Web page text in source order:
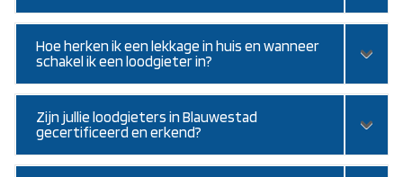
Hoe herken ik een lekkage in huis en wanneer
schakel ik een loodgieter in?
Zijn jullie loodgieters in Blauwestad
gecertificeerd en erkend?